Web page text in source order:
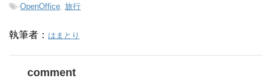
-OpenOffice, 旅行
執筆者： はまとり
comment